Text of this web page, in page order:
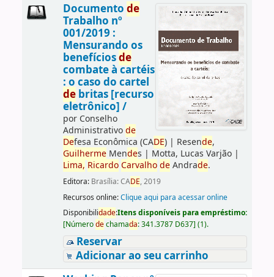
Documento de
Trabalho nº
001/2019 :
Mensurando os
benefíciosde
combate à cartéis
: o caso do cartel
debritas [recurso
eletrônico] /
por Conselho
Administrativode
Defesa Econômica (CADE)| Resende,
GuilhermeMendes | Motta, Lucas Varjão|
Lima, Ricardo Carvalho deAndrade.
Editora: Brasília: CADE, 2019
Recursos online:Clique aqui para acessar online
Disponibilidade:Itens disponíveis para empréstimo:
[Númerodechamada:341.3787 D637] (1).
Reservar
Adicionar ao seu carrinho